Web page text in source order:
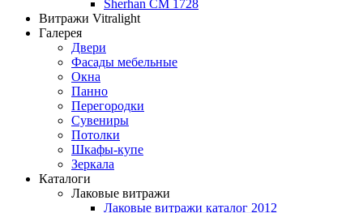
Sherhan CM 1728
Витражи Vitralight
Галерея
Двери
Фасады мебельные
Окна
Панно
Перегородки
Сувениры
Потолки
Шкафы-купе
Зеркала
Каталоги
Лаковые витражи
Лаковые витражи каталог 2012